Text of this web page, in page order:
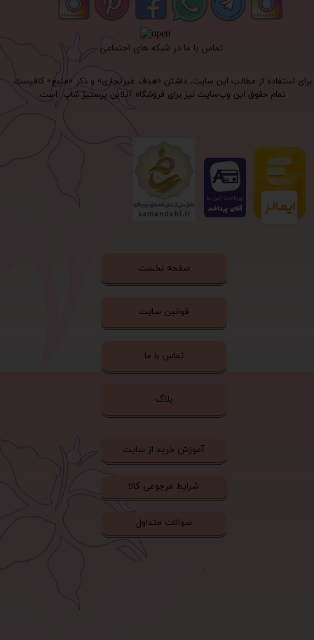
برای استفاده از مطالب این سایت، داشتن «هدف غیرتجاری» و ذکر «منبع» کافیست.
تمام حقوق اين وب‌سايت نیز برای فروشگاه آنلاین پرستیژ شاپ است.
تماس با ما در شبکه های اجتماعی
صفحه نخست
قوانین سایت
تماس با ما
بلاگ
آموزش خرید از سایت
شرایط مرجوعی کالا
سوالات متداول